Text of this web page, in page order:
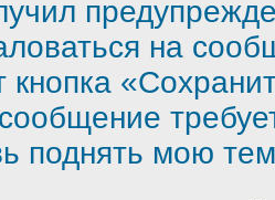
на
кнопка
поднять мою